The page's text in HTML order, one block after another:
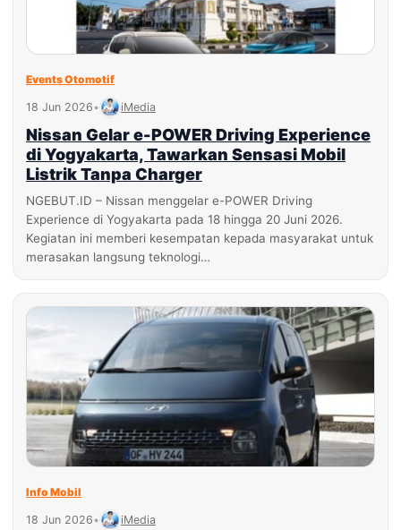
Events Otomotif
18 Jun 2026• iMedia
Nissan Gelar e-POWER Driving Experience
di Yogyakarta, Tawarkan Sensasi Mobil
Listrik Tanpa Charger
NGEBUT.ID – Nissan menggelar e-POWER Driving
Experience di Yogyakarta pada 18 hingga 20 Juni 2026.
Kegiatan ini memberi kesempatan kepada masyarakat untuk
merasakan langsung teknologi…
Info Mobil
18 Jun 2026• iMedia